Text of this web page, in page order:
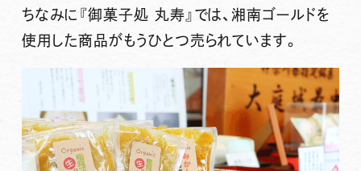
ちなみに『御菓子処 丸寿』では、湘南ゴールドを
使用した商品がもうひとつ売られています。